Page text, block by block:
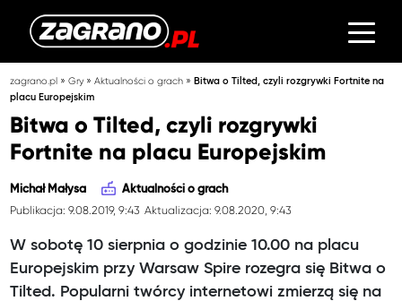
zagrano.pl »Gry»Aktualności o grach »Bitwa o Tilted, czyli rozgrywki Fortnite na
placu Europejskim
Bitwa o Tilted, czyli rozgrywki
Fortnite na placu Europejskim
Michał Małysa Aktualności o grach
Publikacja: 9.08.2019, 9:43 Aktualizacja: 9.08.2020, 9:43
W sobotę 10 sierpnia o godzinie 10.00 na placu
Europejskim przy Warsaw Spire rozegra się Bitwa o
Tilted. Popularni twórcy internetowi zmierzą się na